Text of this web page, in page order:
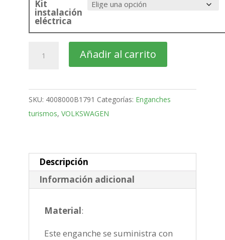
Kit
instalación
eléctrica
VOLKSWAGEN
Bola
desmontable
vertical
cantidad
Añadir al carrito
SKU: 4008000B1791 Categorías: Enganches
turismos, VOLKSWAGEN
Descripción
Información adicional
Material:
Este enganche se suministra con